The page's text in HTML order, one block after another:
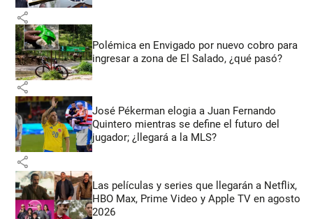
share
Polémica en Envigado por nuevo cobro para
ingresar a zona de El Salado, ¿qué pasó?
share
José Pékerman elogia a Juan Fernando
Quintero mientras se define el futuro del
jugador; ¿llegará a la MLS?
share
Las películas y series que llegarán a Netflix,
HBO Max, Prime Video y Apple TV en agosto
2026